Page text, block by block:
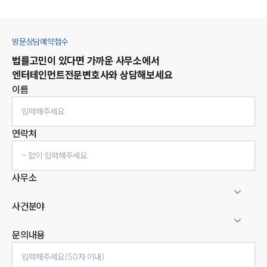
방문상담예약접수
법률고민이 있다면 가까운 사무소에서
엔터테인먼트전문변호사와 상담해보세요
이름
연락처
사무소
사건분야
문의내용